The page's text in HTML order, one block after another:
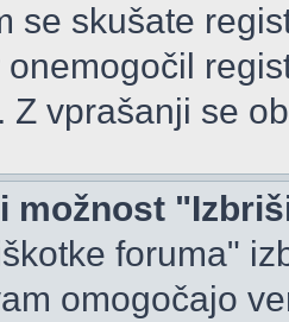
se skušate
Z vprašanji se
možnost
foruma"
omogočajo